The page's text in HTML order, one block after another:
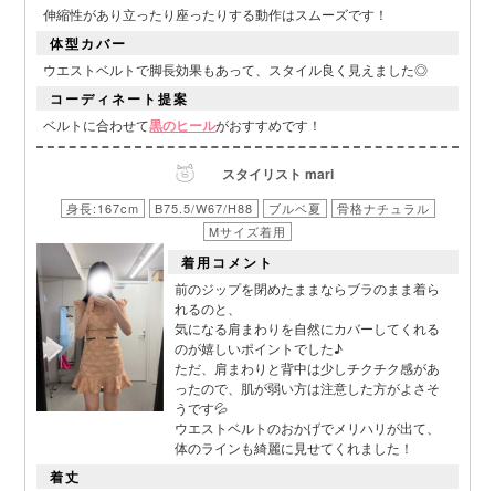
■カラーバリエーション
伸縮性があり立ったり座ったりする動作はスムーズです！
体型カバー
ウエストベルトで脚長効果もあって、スタイル良く見えました◎
コーディネート提案
ベルトに合わせて黒のヒールがおすすめです！
スタイリスト mari
身長:167cm B75.5/W67/H88 ブルベ夏
骨格ナチュラル
Mサイズ着用
着用コメント
前のジップを閉めたままならブラのまま着ら
れるのと、
気になる肩まわりを自然にカバーしてくれる
のが嬉しいポイントでした♪
ただ、肩まわりと背中は少しチクチク感があ
ったので、肌が弱い方は注意した方がよさそ
うです💦
ウエストベルトのおかげでメリハリが出て、
体のラインも綺麗に見せてくれました！
着丈